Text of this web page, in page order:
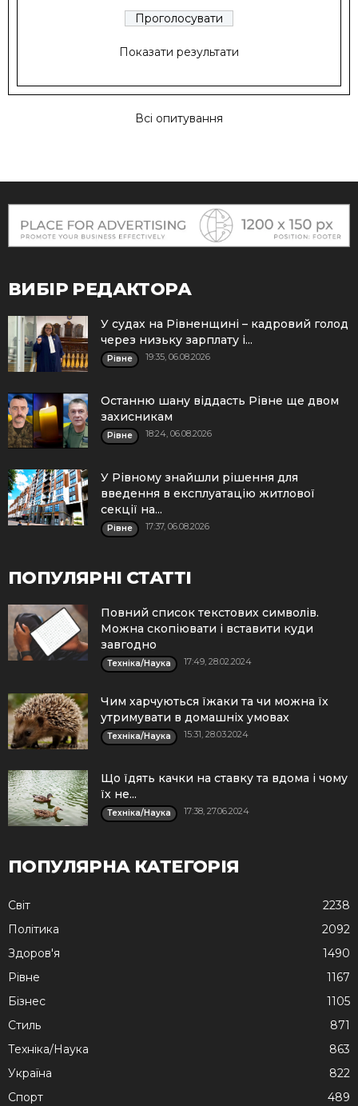
Показати результати
Всі опитування
ВИБІР РЕДАКТОРА
У судах на Рівненщині – кадровий голод
через низьку зарплату і...
Рівне 19:35, 06.08.2026
Останню шану віддасть Рівне ще двом
захисникам
Рівне 18:24, 06.08.2026
У Рівному знайшли рішення для
введення в експлуатацію житлової
секції на...
Рівне 17:37, 06.08.2026
ПОПУЛЯРНІ СТАТТІ
Повний список текстових символів.
Можна скопіювати і вставити куди
завгодно
Техніка/Наука 17:49, 28.02.2024
Чим харчуються їжаки та чи можна їх
утримувати в домашніх умовах
Техніка/Наука 15:31, 28.03.2024
Що їдять качки на ставку та вдома і чому
їх не...
Техніка/Наука 17:38, 27.06.2024
ПОПУЛЯРНА КАТЕГОРІЯ
Cвіт
2238
Політика
2092
Здоров'я
1490
Рівне
1167
Бізнес
1105
Стиль
871
Техніка/Наука
863
Україна
822
Спорт
489